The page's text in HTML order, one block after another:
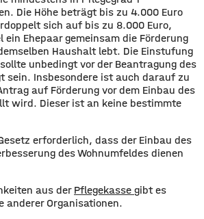
Die Höhe beträgt bis zu 4.000 Euro
sich auf bis zu 8.000 Euro,
ein Ehepaar gemeinsam die Förderung
Haushalt lebt. Die Einstufung
unbedingt vor der Beantragung des
sein. Insbesondere ist auch darauf zu
auf Förderung vor dem Einbau des
wird. Dieser ist an keine bestimmte
erforderlich, dass der Einbau des
des Wohnumfeldes dienen
aus der Pflegekasse gibt es
anderer Organisationen.